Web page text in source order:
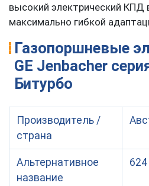
высокий электрический КПД
максимально гибкой
Газопоршневые
GE Jenbacher
Битурбо
Производитель /
страна
Альтернативное
название